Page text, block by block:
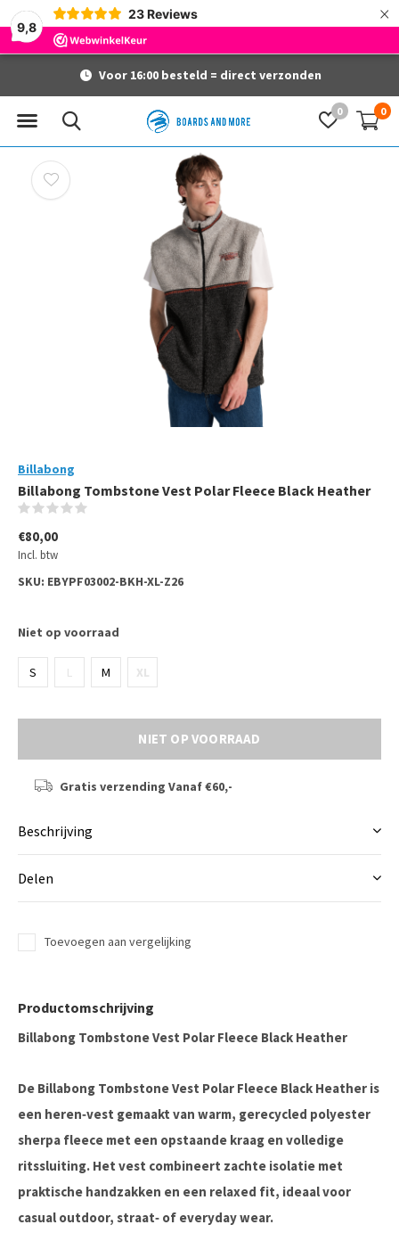
9,8
23 Reviews ×
0 0
Voor 16:00 besteld = direct verzonden
Billabong
Billabong Tombstone Vest Polar Fleece Black Heather
€80,00
Incl. btw
SKU: EBYPF03002-BKH-XL-Z26
Niet op voorraad
S L M XL
NIET OP VOORRAAD
Gratis verzending Vanaf €60,-
Beschrijving
Delen
Toevoegen aan vergelijking
Productomschrijving
Billabong Tombstone Vest Polar Fleece Black Heather
De Billabong Tombstone Vest Polar Fleece Black Heather is
een heren‑vest gemaakt van warm, gerecycled polyester
sherpa fleece met een opstaande kraag en volledige
ritssluiting. Het vest combineert zachte isolatie met
praktische handzakken en een relaxed fit, ideaal voor
casual outdoor, straat‑ of everyday wear.